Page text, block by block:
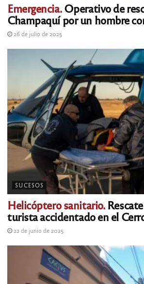
Emergencia.Operativo de
Champaquí por un hombre
26 de julio de 2025
SUCESOS
Helicóptero sanitario.
turista accidentado en el
22 de junio de 2025